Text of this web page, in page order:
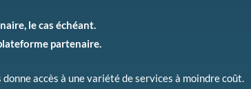
le cas échéant.
partenaire.
accès à une variété de services à moindre coût.